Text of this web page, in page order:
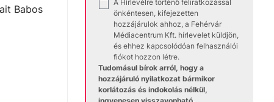
Babos
A Hírlevélre történő feliratkozással
önkéntesen, kifejezetten
hozzájárulok ahhoz, a Fehérvár
Médiacentrum Kft. hírlevelet küldjön,
és ehhez kapcsolódóan felhasználói
fiókot hozzon létre.
Tudomásul bírok arról, hogy a
hozzájáruló nyilatkozat bármikor
korlátozás és indokolás nélkül,